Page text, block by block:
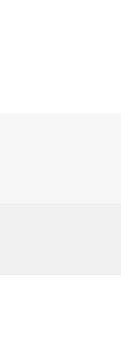
2014 Tag 5